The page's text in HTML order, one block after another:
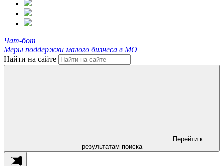
Чат-бот
Меры поддержки малого бизнеса в МО
Найти на сайте
Перейти к
результатам поиска